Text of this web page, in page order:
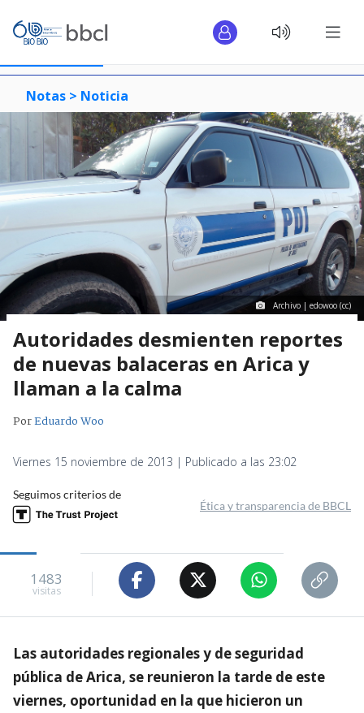
Notas > Noticia
Archivo | edowoo (cc)
Autoridades desmienten reportes
de nuevas balaceras en Arica y
llaman a la calma
PorEduardo Woo
Viernes 15 noviembre de 2013 | Publicado a las 23:02
Seguimos criterios de
Ética y transparencia de BBCL
1483
visitas
Las autoridades regionales y de seguridad
pública de Arica, se reunieron la tarde de este
viernes, oportunidad en la que hicieron un